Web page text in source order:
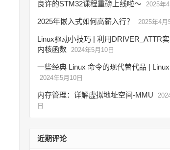
良许的STM32课程重磅上线啦～ 2025年
2025年嵌入式如何高薪入行？ 2025年4月
Linux驱动小技巧 | 利用DRIVER_ATTR
内核函数 2024年5月10日
一些经典 Linux 命令的现代替代品 |
2024年5月10日
内存管理：详解虚拟地址空间-MMU
日
近期评论